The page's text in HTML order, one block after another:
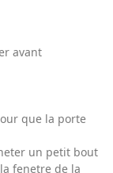
avant
que la porte
un petit bout
fenetre de la